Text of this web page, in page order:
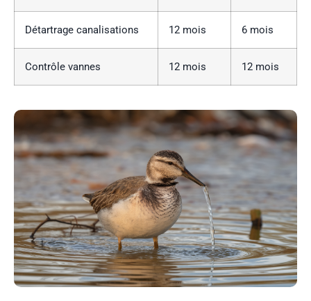
Détartrage canalisations 12 mois 6 mois
Contrôle vannes 12 mois 12 mois